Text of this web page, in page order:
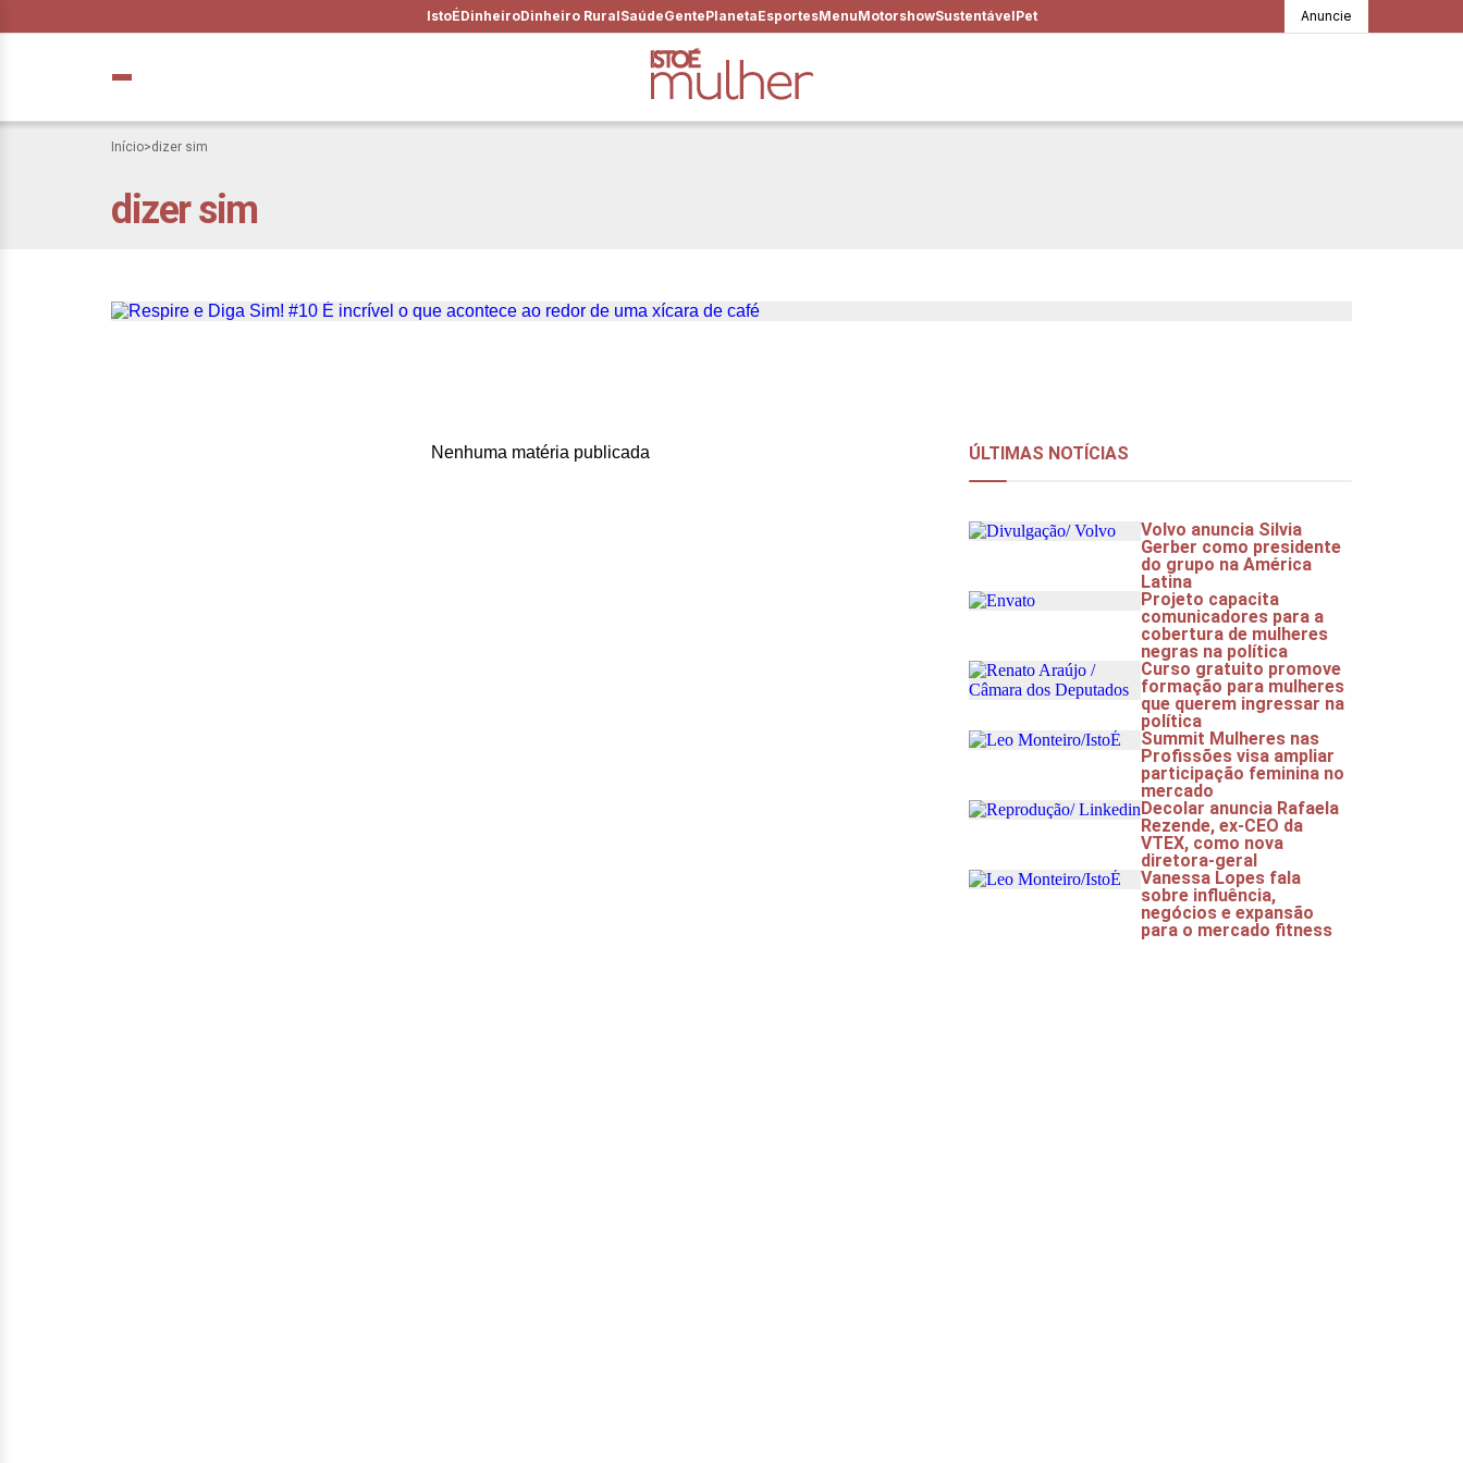
IstoÉDinheiroDinheiro RuralSaúdeGentePlanetaEsportesMenuMotorshowSustentávelPet Anuncie
Início>dizer sim
dizer sim
Respire e Diga Sim! #10 É incrível o que acontece ao redor de
Nenhuma matéria publicada